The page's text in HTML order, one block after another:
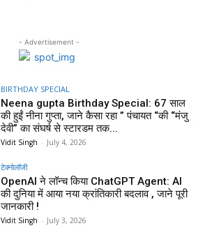
- Advertisement -
BIRTHDAY SPECIAL
Neena gupta Birthday Special: 67 साल
की हुईं नीना गुप्ता, जाने कैसा रहा ” पंचायत “की “मंजु
देवी” का संघर्ष से स्टारडम तक...
Vidit Singh - July 4, 2026
टेक्नोलॉजी
OpenAI ने लॉन्च किया ChatGPT Agent: AI
की दुनिया में आया नया क्रांतिकारी बदलाव , जाने पूरी
जानकारी !
Vidit Singh - July 3, 2026